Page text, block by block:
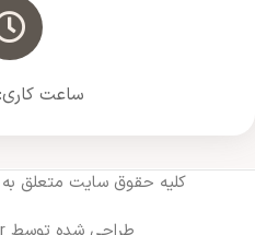
ساعت کاری: 9 الی
کلیه حقوق سایت متعلق به